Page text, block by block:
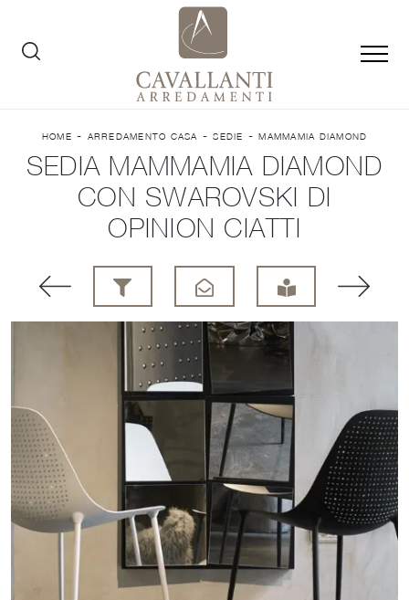
HOME - ARREDAMENTO CASA -SEDIE -MAMMAMIA DIAMOND
SEDIA MAMMAMIA DIAMOND
CON SWAROVSKI DI
OPINION CIATTI